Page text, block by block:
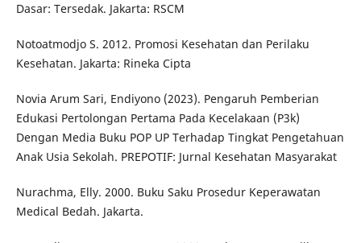
Dasar: Tersedak. Jakarta: RSCM
Notoatmodjo S. 2012. Promosi Kesehatan dan Perilaku
Kesehatan. Jakarta: Rineka Cipta
Novia Arum Sari, Endiyono (2023). Pengaruh Pemberian
Edukasi Pertolongan Pertama Pada Kecelakaan (P3k)
Dengan Media Buku POP UP Terhadap Tingkat Pengetahuan
Anak Usia Sekolah. PREPOTIF: Jurnal Kesehatan Masyarakat
Nurachma, Elly. 2000. Buku Saku Prosedur Keperawatan
Medical Bedah. Jakarta.